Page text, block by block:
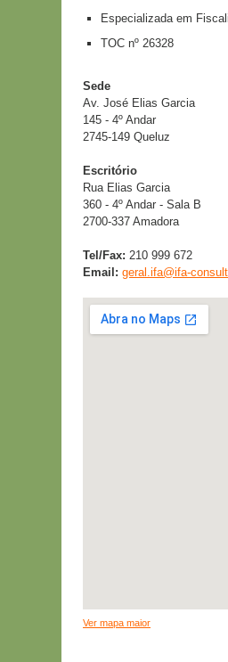
Especializada em
TOC nº 26328
Sede
Av. José Elias Garcia
145 - 4º Andar
2745-149 Queluz
Escritório
Rua Elias Garcia
360 - 4º Andar - Sala B
2700-337 Amadora
Tel/Fax: 210 999 672
Email: geral.ifa@ifa-
Ver mapa maior